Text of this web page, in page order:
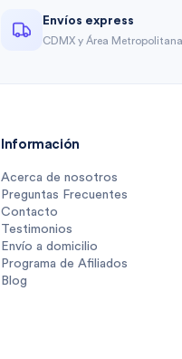
Envíos express
CDMX y Área Metropolitana
Información
Acerca de nosotros
Preguntas Frecuentes
Contacto
Testimonios
Envío a domicilio
Programa de Afiliados
Blog